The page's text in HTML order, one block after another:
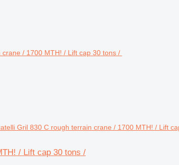
Gril 830 C rough terrain crane / 1700 MTH! / Lift
/ Lift cap 30 tons /